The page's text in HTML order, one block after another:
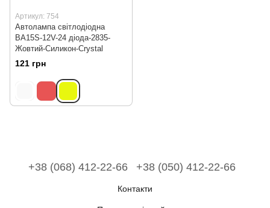
Артикул: 754
Автолампа світлодіодна
BA15S-12V-24 діода-2835-
Жовтий-Силикон-Crystal
121 грн
+38 (068) 412-22-66 +38 (050) 412-22-66
Контакти